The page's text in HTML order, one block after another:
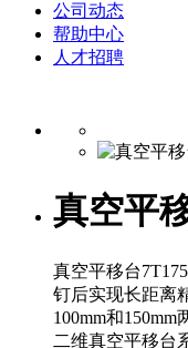
公司动态
帮助中心
人才招聘
真空平
真空平移台
钉后实现长距离
100mm和
二维真空平移台